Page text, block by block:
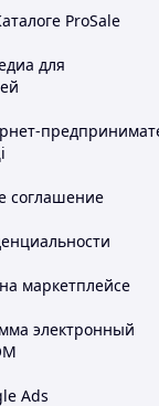
ProSale
для
соглашение
маркетплейсе
электронный
Ads